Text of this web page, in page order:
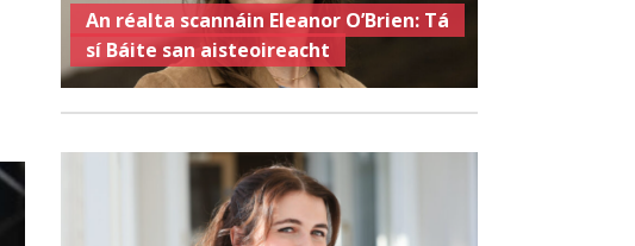
An réalta scannáin Eleanor O’Brien: Tá
sí Báite san aisteoireacht